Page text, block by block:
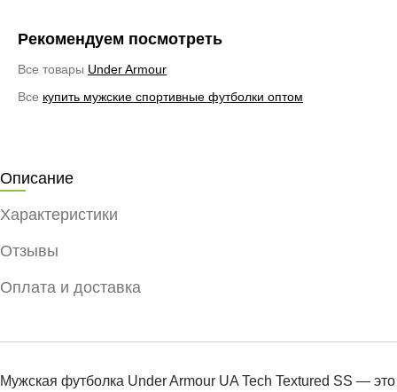
Рекомендуем посмотреть
Все товары Under Armour
Все купить мужские спортивные футболки оптом
Описание
Характеристики
Отзывы
Оплата и доставка
Мужская футболка Under Armour UA Tech Textured SS — это